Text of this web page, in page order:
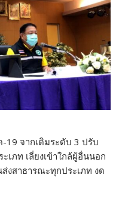
19 จากเดิมระดับ 3 ปรับ
เภท เลี่ยงเข้าใกล้ผู้อื่นนอก
งสาธารณะทุกประเภท งด